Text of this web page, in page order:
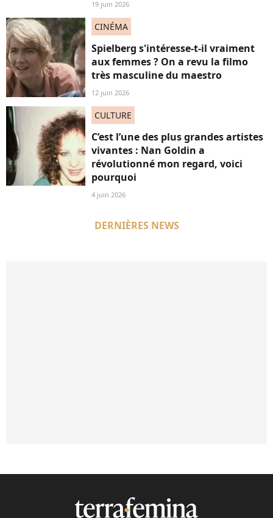
19 juin 2026
CINÉMA
Spielberg s'intéresse-t-il vraiment
aux femmes ? On a revu la filmo
très masculine du maestro
12 juin 2026
CULTURE
C’est l’une des plus grandes artistes
vivantes : Nan Goldin a
révolutionné mon regard, voici
pourquoi
4 juin 2026
DERNIÈRES NEWS